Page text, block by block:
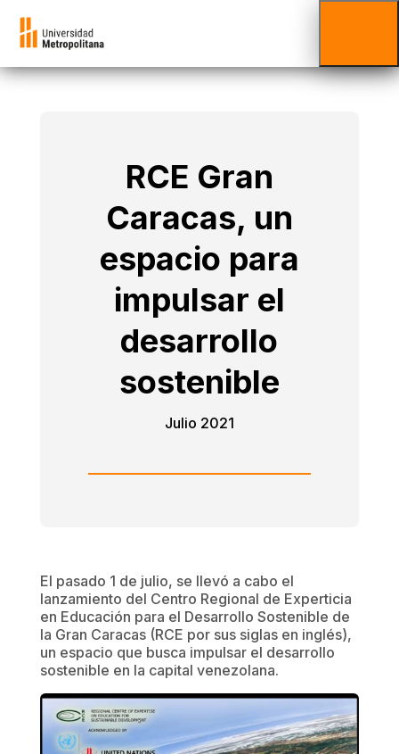
RCE Gran
Caracas, un
espacio para
impulsar el
desarrollo
sostenible
Julio 2021
El pasado 1 de julio, se llevó a cabo el
lanzamiento del Centro Regional de Experticia
en Educación para el Desarrollo Sostenible de
la Gran Caracas (RCE por sus siglas en inglés),
un espacio que busca impulsar el desarrollo
sostenible en la capital venezolana.